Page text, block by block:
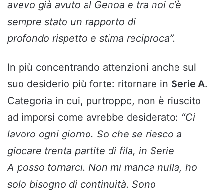
avevo già avuto al Genoa e tra noi c’è
sempre stato un rapporto di
profondo rispetto e stima reciproca”.
In più concentrando attenzioni anche sul
suo desiderio più forte: ritornare in Serie A.
Categoria in cui, purtroppo, non è riuscito
ad imporsi come avrebbe desiderato: “Ci
lavoro ogni giorno. So che se riesco a
giocare trenta partite di fila, in Serie
A posso tornarci. Non mi manca nulla, ho
solo bisogno di continuità. Sono